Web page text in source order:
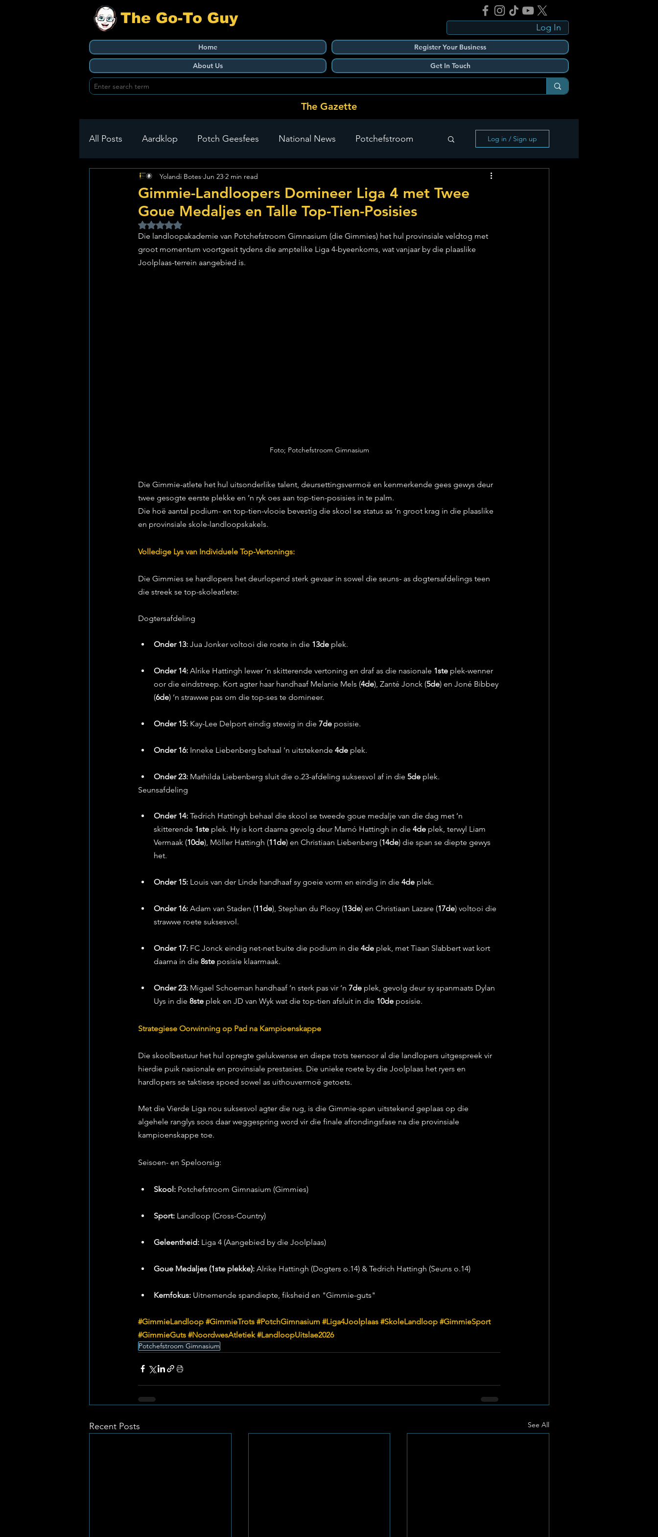
The Go-To Guy
Log In
Home
About Us
Register Your Business
Get In Touch
The Gazette
All Posts Aardklop Potch Geesfees National News Potchefstroom
Ikageng Klerksdorp Carletonville
Green Health
Log in / Sign up
Gimmie-Landloopers Domineer Liga 4 met Twee
Goue Medaljes en Talle Top-Tien-Posisies
Yolandi Botes Jun 23 2 min read
Rated NaN out of 5 stars.
Die landloopakademie van Potchefstroom Gimnasium (die Gimmies) het hul provinsiale veldtog met
groot momentum voortgesit tydens die amptelike Liga 4-byeenkoms, wat vanjaar by die plaaslike
Joolplaas-terrein aangebied is.
Foto; Potchefstroom Gimnasium
Die Gimmie-atlete het hul uitsonderlike talent, deursettingsvermoë en kenmerkende gees gewys deur
twee gesogte eerste plekke en ’n ryk oes aan top-tien-posisies in te palm.
Die hoë aantal podium- en top-tien-vlooie bevestig die skool se status as ’n groot krag in die plaaslike
en provinsiale skole-landloopskakels.
Volledige Lys van Individuele Top-Vertonings:
Die Gimmies se hardlopers het deurlopend sterk gevaar in sowel die seuns- as dogtersafdelings teen
die streek se top-skoleatlete:
Dogtersafdeling
Onder 13: Jua Jonker voltooi die roete in die 13de plek.
Onder 14: Alrike Hattingh lewer ’n skitterende vertoning en draf as die nasionale 1ste plek-wenner
oor die eindstreep. Kort agter haar handhaaf Melanie Mels (4de), Zanté Jonck (5de) en Joné Bibbey
(6de) ’n strawwe pas om die top-ses te domineer.
Onder 15: Kay-Lee Delport eindig stewig in die 7de posisie.
Onder 16: Inneke Liebenberg behaal ’n uitstekende 4de plek.
Onder 23: Mathilda Liebenberg sluit die o.23-afdeling suksesvol af in die 5de plek.
Seunsafdeling
Onder 14: Tedrich Hattingh behaal die skool se tweede goue medalje van die dag met ’n
skitterende 1ste plek. Hy is kort daarna gevolg deur Marnó Hattingh in die 4de plek, terwyl Liam
Vermaak (10de), Möller Hattingh (11de) en Christiaan Liebenberg (14de) die span se diepte gewys
het.
Onder 15: Louis van der Linde handhaaf sy goeie vorm en eindig in die 4de plek.
Onder 16: Adam van Staden (11de), Stephan du Plooy (13de) en Christiaan Lazare (17de) voltooi die
strawwe roete suksesvol.
Onder 17: FC Jonck eindig net-net buite die podium in die 4de plek, met Tiaan Slabbert wat kort
daarna in die 8ste posisie klaarmaak.
Onder 23: Migael Schoeman handhaaf ’n sterk pas vir ’n 7de plek, gevolg deur sy spanmaats Dylan
Uys in die 8ste plek en JD van Wyk wat die top-tien afsluit in die 10de posisie.
Strategiese Oorwinning op Pad na Kampioenskappe
Die skoolbestuur het hul opregte gelukwense en diepe trots teenoor al die landlopers uitgespreek vir
hierdie puik nasionale en provinsiale prestasies. Die unieke roete by die Joolplaas het ryers en
hardlopers se taktiese spoed sowel as uithouvermoë getoets.
Met die Vierde Liga nou suksesvol agter die rug, is die Gimmie-span uitstekend geplaas op die
algehele ranglys soos daar weggespring word vir die finale afrondingsfase na die provinsiale
kampioenskappe toe.
Seisoen- en Speloorsig:
Skool: Potchefstroom Gimnasium (Gimmies)
Sport: Landloop (Cross-Country)
Geleentheid: Liga 4 (Aangebied by die Joolplaas)
Goue Medaljes (1ste plekke): Alrike Hattingh (Dogters o.14) & Tedrich Hattingh (Seuns o.14)
Kernfokus: Uitnemende spandiepte, fiksheid en "Gimmie-guts"
#GimmieLandloop #GimmieTrots #PotchGimnasium #Liga4Joolplaas #SkoleLandloop #GimmieSport
#GimmieGuts #NoordwesAtletiek #LandloopUitslae2026
Potchefstroom Gimnasium
Recent Posts See All